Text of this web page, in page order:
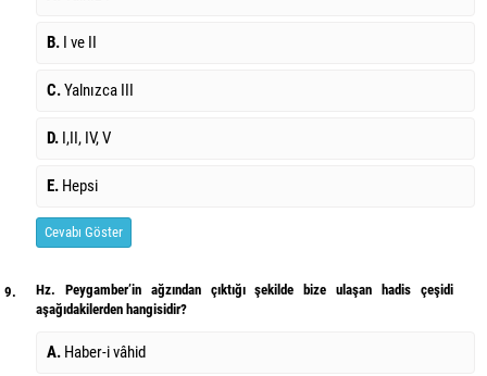
B. I ve II
C.Yalnızca III
D. I,II, IV, V
E. Hepsi
Cevabı Göster
9.
Hz. Peygamber’in ağzından çıktığı şekilde bize ulaşan hadis çeşidi
aşağıdakilerden hangisidir?
A. Haber-i vâhid